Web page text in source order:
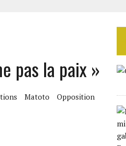
pas la paix »
Matoto
Opposition